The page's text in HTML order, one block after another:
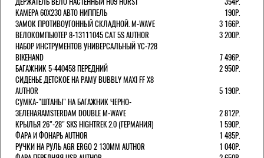
КАМЕРА 60X230 АВТО НИППЕЛЬ
190Р.
ЗАМОК ПРОТИВОУГОННЫЙ СКЛАДНОЙ. M-WAVE
3 166Р.
ВЕЛОКОМПЬЮТЕР 8-13111045 CAT 5S AUTHOR
3 200Р.
НАБОР ИНСТРУМЕНТОВ УНИВЕРСАЛЬНЫЙ YC-728
BIKEHAND
7 496Р.
БАГАЖНИК 5-440458 ПЕРЕДНИЙ
2 950Р.
СИДЕНЬЕ ДЕТСКОЕ НА РАМУ BUBBLY MAXI FF X8
AUTHOR
5 190Р.
СУМКА-"ШТАНЫ" НА БАГАЖНИК ЧЕРНО-
ЗЕЛЕНАЯAMSTERDAM DOUBLE M-WAVE
2 812Р.
КРЫЛЬЯ 26"-28" SKS HIGHTREK 2.0 (ГЕРМАНИЯ)
1 590Р.
ФАРА И ФОНАРЬ AUTHOR
1 485Р.
РУЧКИ НА РУЛЬ AGR ERGO 2 130ММ AUTHOR
1 040Р.